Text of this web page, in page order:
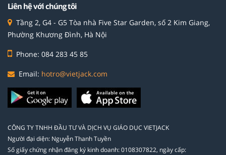
Liên hệ với chúng tôi
Tầng 2, G4 - G5 Tòa nhà Five Star Garden, số 2 Kim Giang,
Phường Khương Đình, Hà Nội
Phone: 084 283 45 85
Email: hotro@vietjack.com
CÔNG TY TNHH ĐẦU TƯ VÀ DỊCH VỤ GIÁO DỤC VIETJACK
Người đại diện: Nguyễn Thanh Tuyền
Số giấy chứng nhận đăng ký kinh doanh: 0108307822, ngày cấp: